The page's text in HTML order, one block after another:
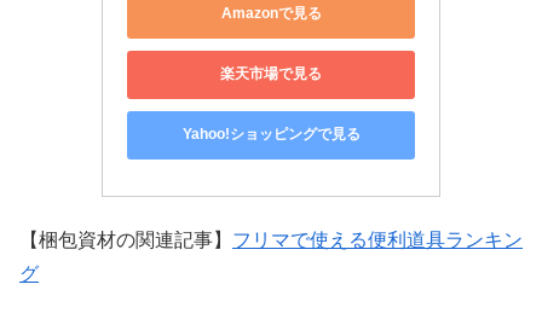
Amazonで見る
楽天市場で見る
Yahoo!ショッピングで見る
【梱包資材の関連記事】 フリマで使える便利道具ランキン
グ